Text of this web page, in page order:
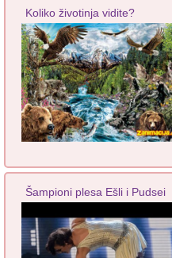
Koliko životinja vidite?
Šampioni plesa Ešli i Pudsei